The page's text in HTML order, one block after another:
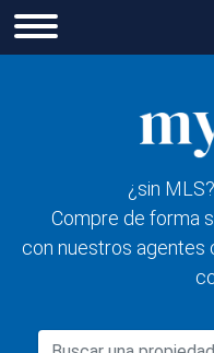
¿sin
Compre de forma
con nuestros agentes